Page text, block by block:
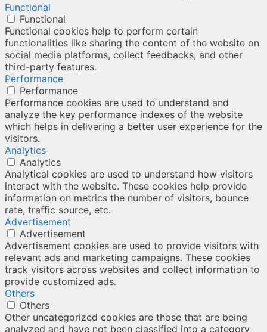
Functional
Functional
Functional cookies help to perform certain
functionalities like sharing the content of the website on
social media platforms, collect feedbacks, and other
third-party features.
Performance
Performance
Performance cookies are used to understand and
analyze the key performance indexes of the website
which helps in delivering a better user experience for the
visitors.
Analytics
Analytics
Analytical cookies are used to understand how visitors
interact with the website. These cookies help provide
information on metrics the number of visitors, bounce
rate, traffic source, etc.
Advertisement
Advertisement
Advertisement cookies are used to provide visitors with
relevant ads and marketing campaigns. These cookies
track visitors across websites and collect information to
provide customized ads.
Others
Others
Other uncategorized cookies are those that are being
analyzed and have not been classified into a category